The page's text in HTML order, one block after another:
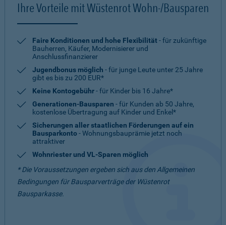
Ihre Vorteile mit Wüstenrot Wohn-/Bausparen
Faire Konditionen und hohe Flexibilität- für zukünftige
Bauherren, Käufer, Modernisierer und
Anschlussfinanzierer
Jugendbonus möglich - für junge Leute unter 25 Jahre
gibt es bis zu 200 EUR*
Keine Kontogebühr- für Kinder bis 16 Jahre*
Generationen-Bausparen - für Kunden ab 50 Jahre,
kostenlose Übertragung auf Kinder und Enkel*
Sicherungen aller staatlichen Förderungen auf ein
Bausparkonto- Wohnungsbauprämie jetzt noch
attraktiver
Wohnriester und VL-Sparen möglich
* Die Voraussetzungen ergeben sich aus den Allgemeinen
Bedingungen für Bausparverträge der Wüstenrot
Bausparkasse.